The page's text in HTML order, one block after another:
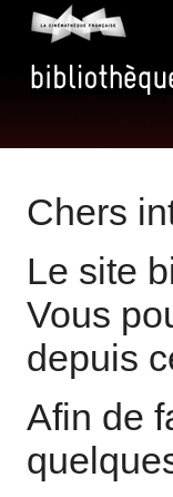
Chers
Le site
Vous
depuis
Afin de